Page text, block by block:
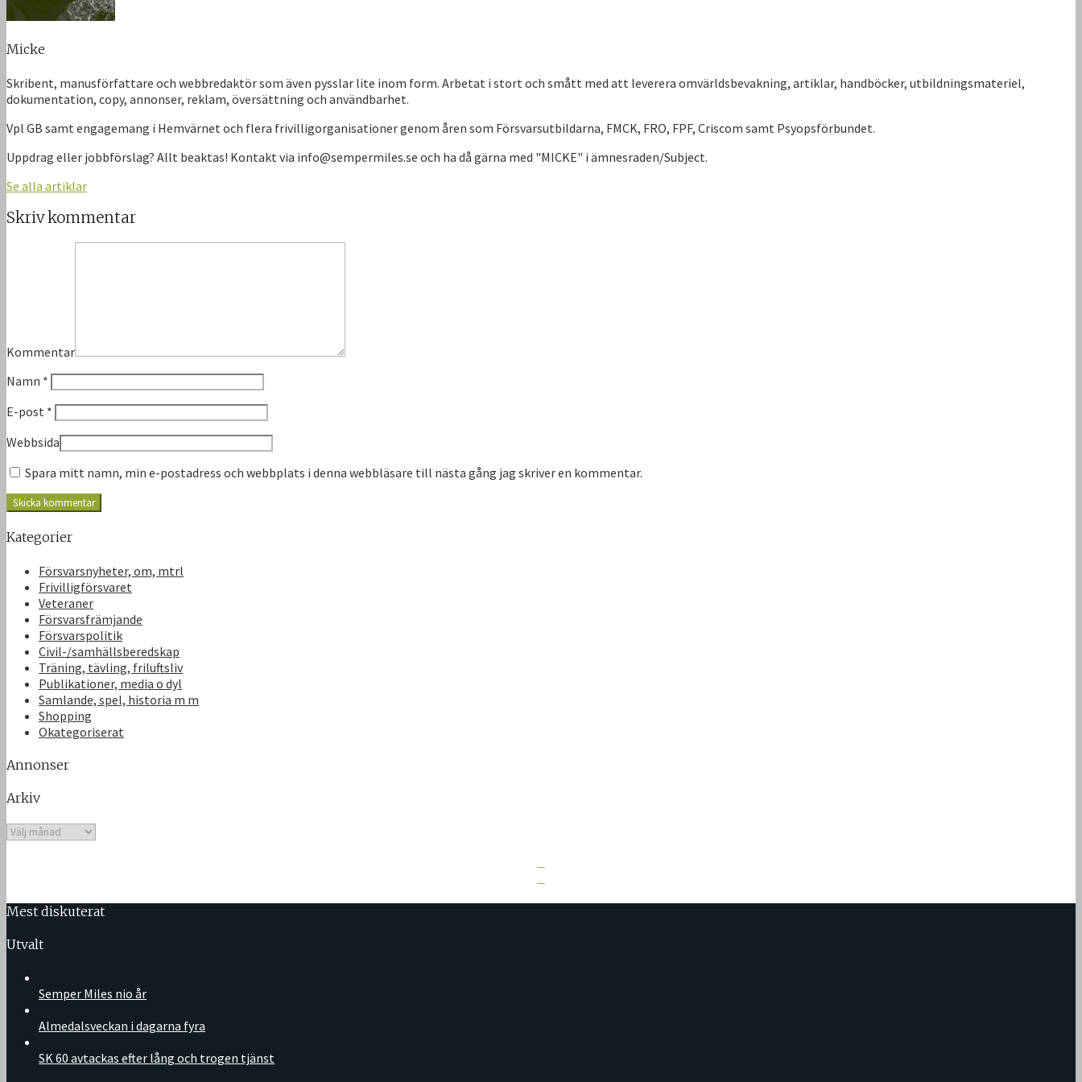
Micke
Skribent, manusförfattare och webbredaktör som även pysslar lite inom form. Arbetat i stort och smått med att leverera omvärldsbevakning, artiklar, handböcker, utbildningsmateriel,
dokumentation, copy, annonser, reklam, översättning och användbarhet.
Vpl GB samt engagemang i Hemvärnet och flera frivilligorganisationer genom åren som Försvarsutbildarna, FMCK, FRO, FPF, Criscom samt Psyopsförbundet.
Uppdrag eller jobbförslag? Allt beaktas! Kontakt via info@sempermiles.se och ha då gärna med "MICKE" i ämnesraden/Subject.
Se alla artiklar
Skriv kommentar
Kommentar
Namn *
E-post *
Webbsida
Spara mitt namn, min e-postadress och webbplats i denna webbläsare till nästa gång jag skriver en kommentar.
Kategorier
Försvarsnyheter, om, mtrl
Frivilligförsvaret
Veteraner
Försvarsfrämjande
Försvarspolitik
Civil-/samhällsberedskap
Träning, tävling, friluftsliv
Publikationer, media o dyl
Samlande, spel, historia m m
Shopping
Okategoriserat
Annonser
Arkiv
Arkiv
Mest diskuterat
Utvalt
Semper Miles nio år
Almedalsveckan i dagarna fyra
SK 60 avtackas efter lång och trogen tjänst